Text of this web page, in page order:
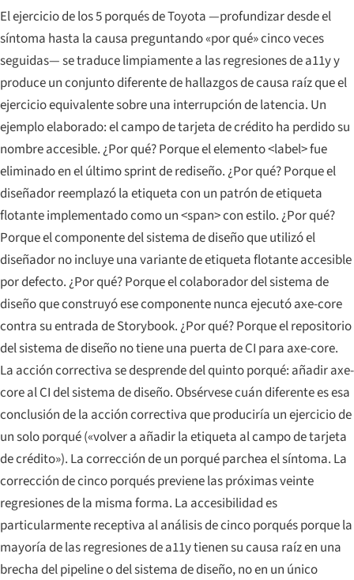
El ejercicio de los 5 porqués de Toyota —profundizar desde el
síntoma hasta la causa preguntando «por qué» cinco veces
seguidas— se traduce limpiamente a las regresiones de a11y y
produce un conjunto diferente de hallazgos de causa raíz que el
ejercicio equivalente sobre una interrupción de latencia. Un
ejemplo elaborado: el campo de tarjeta de crédito ha perdido su
nombre accesible. ¿Por qué? Porque el elemento <label> fue
eliminado en el último sprint de rediseño. ¿Por qué? Porque el
diseñador reemplazó la etiqueta con un patrón de etiqueta
flotante implementado como un <span> con estilo. ¿Por qué?
Porque el componente del sistema de diseño que utilizó el
diseñador no incluye una variante de etiqueta flotante accesible
por defecto. ¿Por qué? Porque el colaborador del sistema de
diseño que construyó ese componente nunca ejecutó axe-core
contra su entrada de Storybook. ¿Por qué? Porque el repositorio
del sistema de diseño no tiene una puerta de CI para axe-core.
La acción correctiva se desprende del quinto porqué: añadir axe-
core al CI del sistema de diseño. Obsérvese cuán diferente es esa
conclusión de la acción correctiva que produciría un ejercicio de
un solo porqué («volver a añadir la etiqueta al campo de tarjeta
de crédito»). La corrección de un porqué parchea el síntoma. La
corrección de cinco porqués previene las próximas veinte
regresiones de la misma forma. La accesibilidad es
particularmente receptiva al análisis de cinco porqués porque la
mayoría de las regresiones de a11y tienen su causa raíz en una
brecha del pipeline o del sistema de diseño, no en un único